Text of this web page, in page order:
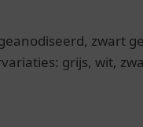
zwart
grijs, wit,